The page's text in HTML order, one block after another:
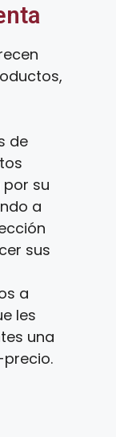
de
su
a
sus
a
les
una